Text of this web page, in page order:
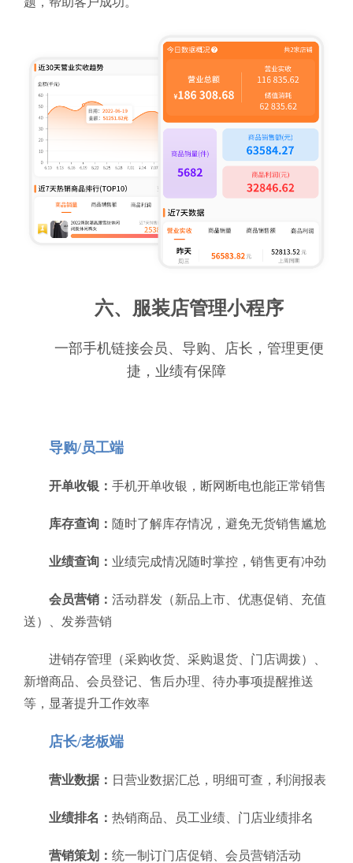
六、服装店管理小程序
一部手机链接会员、导购、店长，管理更便
捷，业绩有保障
导购/员工端
开单收银： 手机开单收银，断网断电也能正常销售
库存查询： 随时了解库存情况，避免无货销售尴尬
业绩查询： 业绩完成情况随时掌控，销售更有冲劲
会员营销： 活动群发（新品上市、优惠促销、充值
送）、发券营销
进销存管理（采购收货、采购退货、门店调拨）、
新增商品、会员登记、售后办理、待办事项提醒推送
等，显著提升工作效率
店长/老板端
营业数据： 日营业数据汇总，明细可查，利润报表
业绩排名： 热销商品、员工业绩、门店业绩排名
营销策划： 统一制订门店促销、会员营销活动